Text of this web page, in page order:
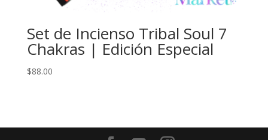
Set de Incienso Tribal Soul 7
Chakras | Edición Especial
$88.00